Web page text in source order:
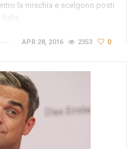
la mischia e scelgono posti
APR 28, 2016 2353 0